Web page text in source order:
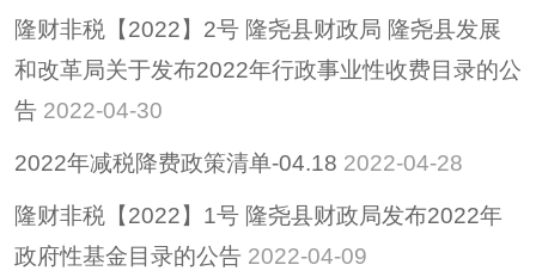
重大会议
其他
社会救助
养老服务
隆财非税【2022】2号 隆尧县财政局 隆尧县发展
和改革局关于发布2022年行政事业性收费目录的公
告 2022-04-30
2022年减税降费政策清单-04.18 2022-04-28
隆财非税【2022】1号 隆尧县财政局发布2022年
政府性基金目录的公告 2022-04-09